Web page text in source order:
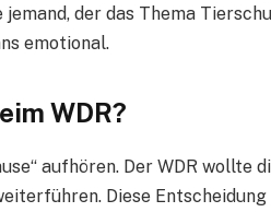
der das Thema
emotional.
WDR?
aufhören. Der WDR wollte
Diese